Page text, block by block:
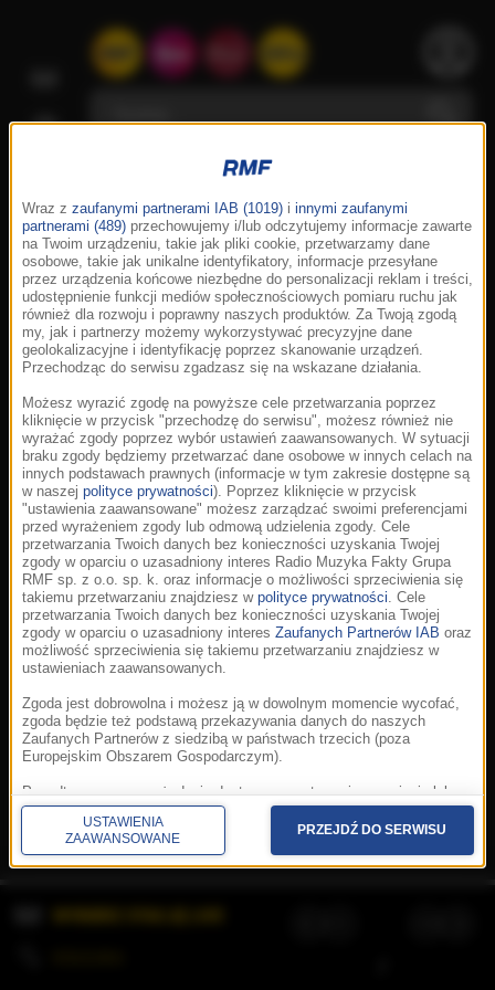
Korzystanie z portalu oznacza akceptację
Prywatność.Aplikacje.© 2026 Radio Muzyka
Fakty Grupa RMF sp. z o.o. sp. k.
Wraz z zaufanymi partnerami IAB (1019) i innymi zaufanymi
partnerami (489) przechowujemy i/lub odczytujemy informacje zawarte
na Twoim urządzeniu, takie jak pliki cookie, przetwarzamy dane
osobowe, takie jak unikalne identyfikatory, informacje przesyłane
przez urządzenia końcowe niezbędne do personalizacji reklam i treści,
udostępnienie funkcji mediów społecznościowych pomiaru ruchu jak
również dla rozwoju i poprawny naszych produktów. Za Twoją zgodą
my, jak i partnerzy możemy wykorzystywać precyzyjne dane
geolokalizacyjne i identyfikację poprzez skanowanie urządzeń.
Przechodząc do serwisu zgadzasz się na wskazane działania.
Możesz wyrazić zgodę na powyższe cele przetwarzania poprzez
kliknięcie w przycisk "przechodzę do serwisu", możesz również nie
wyrażać zgody poprzez wybór ustawień zaawansowanych. W sytuacji
braku zgody będziemy przetwarzać dane osobowe w innych celach na
innych podstawach prawnych (informacje w tym zakresie dostępne są
w naszej polityce prywatności). Poprzez kliknięcie w przycisk
"ustawienia zaawansowane" możesz zarządzać swoimi preferencjami
przed wyrażeniem zgody lub odmową udzielenia zgody. Cele
przetwarzania Twoich danych bez konieczności uzyskania Twojej
zgody w oparciu o uzasadniony interes Radio Muzyka Fakty Grupa
RMF sp. z o.o. sp. k. oraz informacje o możliwości sprzeciwienia się
takiemu przetwarzaniu znajdziesz w polityce prywatności. Cele
przetwarzania Twoich danych bez konieczności uzyskania Twojej
zgody w oparciu o uzasadniony interes Zaufanych Partnerów IAB oraz
możliwość sprzeciwienia się takiemu przetwarzaniu znajdziesz w
ustawieniach zaawansowanych.
Zgoda jest dobrowolna i możesz ją w dowolnym momencie wycofać,
zgoda będzie też podstawą przekazywania danych do naszych
Zaufanych Partnerów z siedzibą w państwach trzecich (poza
Europejskim Obszarem Gospodarczym).
Ponadto masz prawo żądania dostępu, sprostowania, usunięcia lub
ograniczenia przetwarzania danych, a także złożenia skargi do
Prezesa Urzędu Ochrony Danych Osobowych. W polityce prywatności
znajdziesz informacje jak wykonać swoje prawa. Szczegółowe
informacje na temat przetwarzania Twoich danych znajdują się w
USTAWIENIA
ZAAWANSOWANE
PRZEJDŹ DO SERWISU